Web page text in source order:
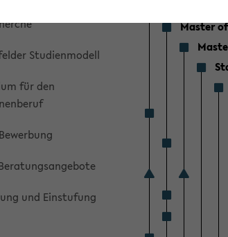
Studienmodell
für den
und Einstufung
Master